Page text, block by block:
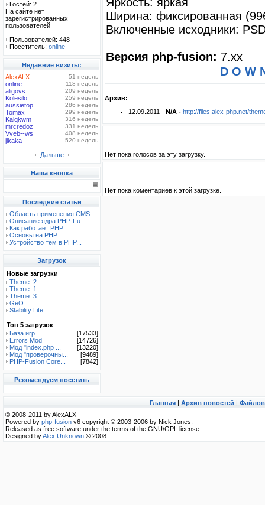
Гостей: 2
На сайте нет
зарегистрированных
пользователей
Пользователей: 448
Посетитель: online
Недавние визиты:
AlexALX
51 недель
online 118 недель
aligovs 209 недель
Kolesilo 259 недель
aussietop... 286 недель
Tomax 299 недель
Kalqkwm 316 недель
mrcredoz 331 недель
Vveb--ws 408 недель
jikaka 520 недель
Дальше
Наша кнопка
Последние статьи
Область применения CMS
Описание ядра PHP-Fu...
Как работает PHP
Основы на PHP
Устройство тем в PHP...
Загрузок
Новые загрузки
Theme_2
Theme_1
Theme_3
GeO
Stability Lite ...
Топ 5 загрузок
База игр
[17533]
Errors Mod
[14726]
Мод "index.php ...
[13220]
Мод "проверочны...
[9489]
PHP-Fusion Core...
[7842]
Рекомендуем посетить
Ширина: фиксированная
Включенные исходники:
Версия php-fusion: 7.xx
D O W
Архив:
12.09.2011 - N/A - http://files.alex-php.net/
Нет пока голосов за эту загрузку.
Нет пока коментариев к этой загрузке.
Главная| Архив новостей |
© 2008-2011 by AlexALX
Powered by php-fusion v6 copyright © 2003-2006 by Nick Jones.
Released as free software under the terms of the GNU/GPL license.
Designed byAlex Unknown © 2008.